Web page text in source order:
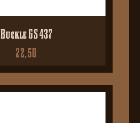
Buckle GS 437
22,50